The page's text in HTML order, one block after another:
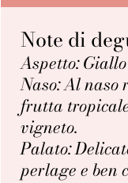
Note di
Aspetto:
Naso: Al
frutta
vigneto.
Palato:
perlage e ben